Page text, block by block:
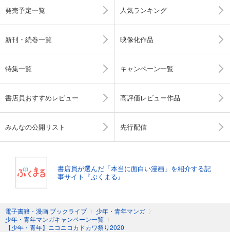
発売予定一覧 人気ランキング
新刊・続巻一覧 映像化作品
特集一覧 キャンペーン一覧
書店員おすすめレビュー 高評価レビュー作品
みんなの公開リスト 先行配信
書店員が選んだ「本当に面白い漫画」を紹介する記
事サイト『ぶくまる』
電子書籍・漫画 ブックライブ 〉 少年・青年マンガ 〉
少年・青年マンガキャンペーン一覧 〉
【少年・青年】ニコニコカドカワ祭り2020